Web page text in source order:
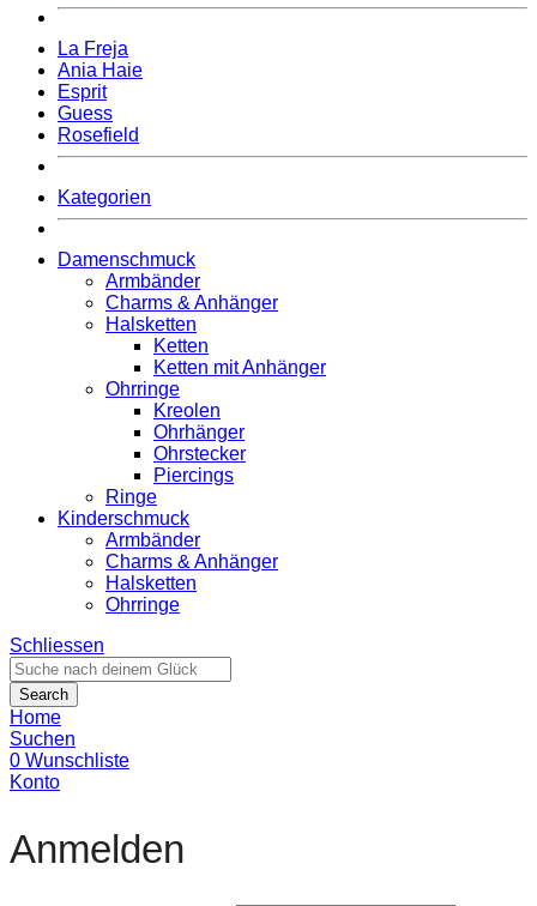
La Freja
Ania Haie
Esprit
Guess
Rosefield
Kategorien
Damenschmuck
Armbänder
Charms & Anhänger
Halsketten
Ketten
Ketten mit Anhänger
Ohrringe
Kreolen
Ohrhänger
Ohrstecker
Piercings
Ringe
Kinderschmuck
Armbänder
Charms & Anhänger
Halsketten
Ohrringe
Schliessen
Search
Home
Suchen
0 Wunschliste
Konto
Anmelden